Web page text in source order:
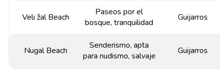
Veli žal Beach
Paseos por el
bosque, tranquilidad
Guijarros
Nugal Beach
Senderismo, apta
para nudismo, salvaje
Guijarros